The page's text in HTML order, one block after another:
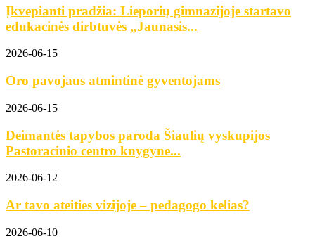
Įkvepianti pradžia: Lieporių gimnazijoje startavo
edukacinės dirbtuvės „Jaunasis...
2026-06-15
Oro pavojaus atmintinė gyventojams
2026-06-15
Deimantės tapybos paroda Šiaulių vyskupijos
Pastoracinio centro knygyne...
2026-06-12
Ar tavo ateities vizijoje – pedagogo kelias?
2026-06-10